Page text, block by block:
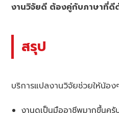
งานวิจัยดี ต้องคู่กับภาษาที่ดี
สรุป
บริการแปลงานวิจัยช่วยให้น้อง
งานดูเป็นมืออาชีพมากขึ้นครั